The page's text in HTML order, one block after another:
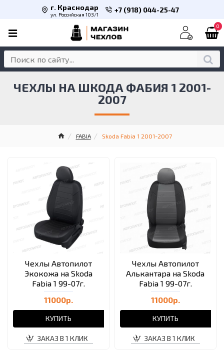
г. Краснодар
ул. Российская 103/1
+7 (918) 044-25-47
0
FABIA Skoda Fabia 1 2001-2007
ЧЕХЛЫ НА ШКОДА ФАБИЯ 1 2001-
2007
Чехлы Автопилот
Экокожа на Skoda
Fabia 1 99-07г.
11000р.
КУПИТЬ
ЗАКАЗ В 1 КЛИК
Чехлы Автопилот
Алькантара на Skoda
Fabia 1 99-07г.
11000р.
КУПИТЬ
ЗАКАЗ В 1 КЛИК